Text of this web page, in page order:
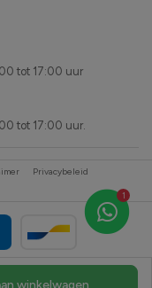
winkelwagen
1
tot 17:00 uur
tot 17:00 uur.
Privacybeleid